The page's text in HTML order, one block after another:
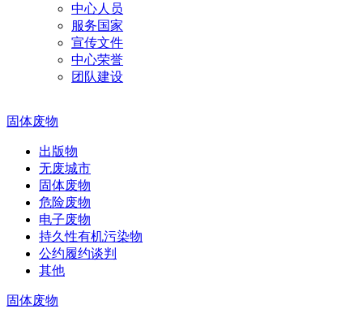
中心人员
服务国家
宣传文件
中心荣誉
团队建设
固体废物
出版物
无废城市
固体废物
危险废物
电子废物
持久性有机污染物
公约履约谈判
其他
固体废物